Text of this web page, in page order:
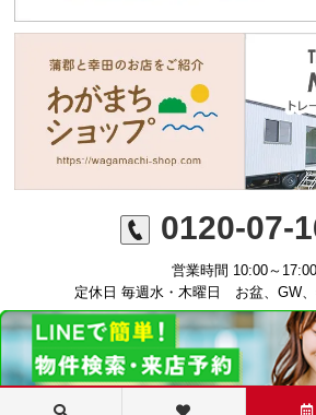
0120-07-
営業時間 10:00～17:00
定休日 毎週水・木曜日 お盆、GW
©ミニミニFC蒲郡店 丸七住宅株